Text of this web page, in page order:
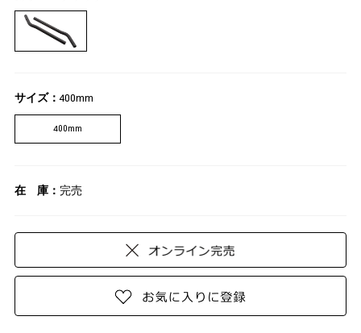
サイズ：400mm
400mm
在 庫： 完売